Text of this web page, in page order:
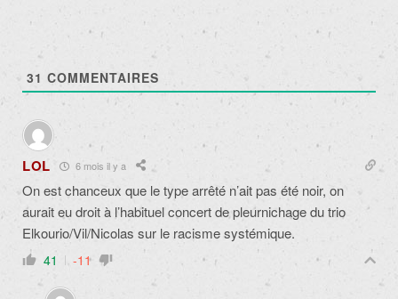
31 COMMENTAIRES
LOL 6 mois il y a
On est chanceux que le type arrêté n’ait pas été noir, on
aurait eu droit à l’habituel concert de pleurnichage du trio
Elkourio/Vil/Nicolas sur le racisme systémique.
41 -11